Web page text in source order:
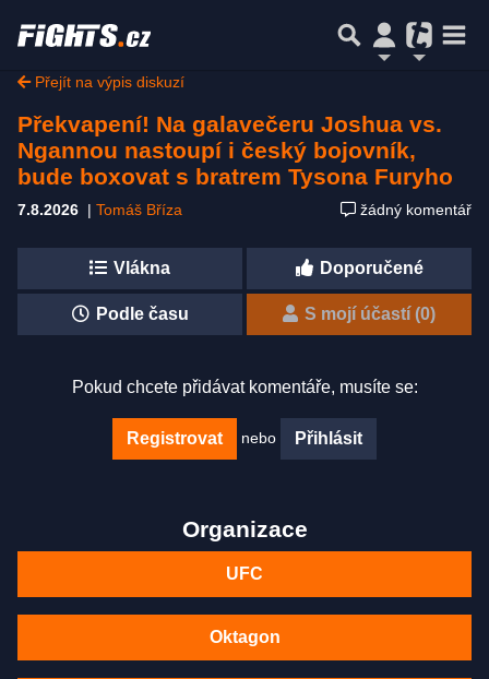
Přejít na výpis diskuzí
Překvapení! Na galavečeru Joshua vs.
Ngannou nastoupí i český bojovník,
bude boxovat s bratrem Tysona Furyho
7.8.2026 | Tomáš Bříza žádný komentář
Vlákna Doporučené
Podle času S mojí účastí (0)
Pokud chcete přidávat komentáře, musíte se:
Registrovat nebo Přihlásit
Organizace
UFC
Oktagon